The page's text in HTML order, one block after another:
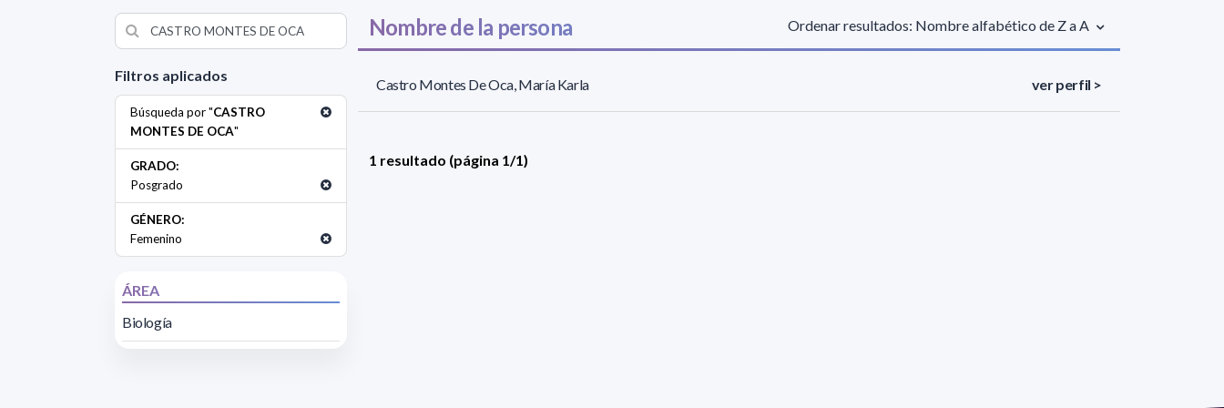
Filtros aplicados
Búsqueda por "CASTRO
MONTES DE OCA"
GRADO:
Posgrado
GÉNERO:
Femenino
ÁREA
Biología
Nombre de la persona Ordenar resultados: Nombre alfabético de Z a A
Castro Montes De Oca, María Karla ver perfil >
1 resultado (página 1/1)